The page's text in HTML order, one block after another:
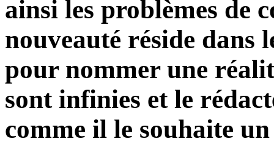
ainsi les problèmes de
nouveauté réside dans
pour nommer une
sont infinies et le
comme il le souhaite